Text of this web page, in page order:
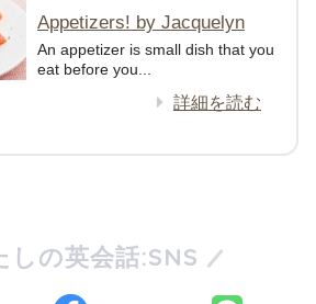
Appetizers! by Jacquelyn
An appetizer is small dish that you
eat before you...
詳細を読む
しの英会話:SNS